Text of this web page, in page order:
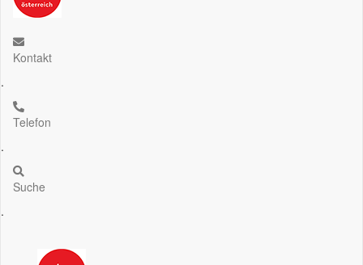
Kontakt
.
Telefon
.
Suche
.